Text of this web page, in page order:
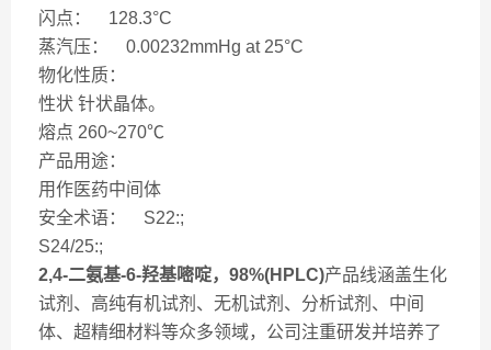
闪点： 128.3°C
蒸汽压： 0.00232mmHg at 25°C
物化性质：
性状 针状晶体。
熔点 260~270℃
产品用途：
用作医药中间体
安全术语： S22:;
S24/25:;
2,4-二氨基-6-羟基嘧啶，98%(HPLC)产品线涵盖生化
试剂、高纯有机试剂、无机试剂、分析试剂、中间
体、超精细材料等众多领域，公司注重研发并培养了